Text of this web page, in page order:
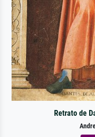
Retrato de